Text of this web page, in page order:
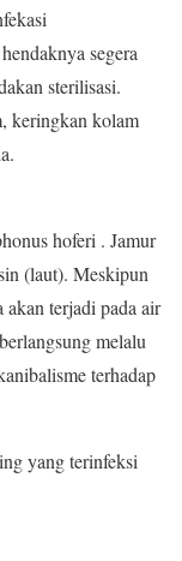
segera
sterilisasi.
keringkan kolam
hoferi . Jamur
(laut). Meskipun
akan terjadi pada air
melalu
terhadap
yang terinfeksi